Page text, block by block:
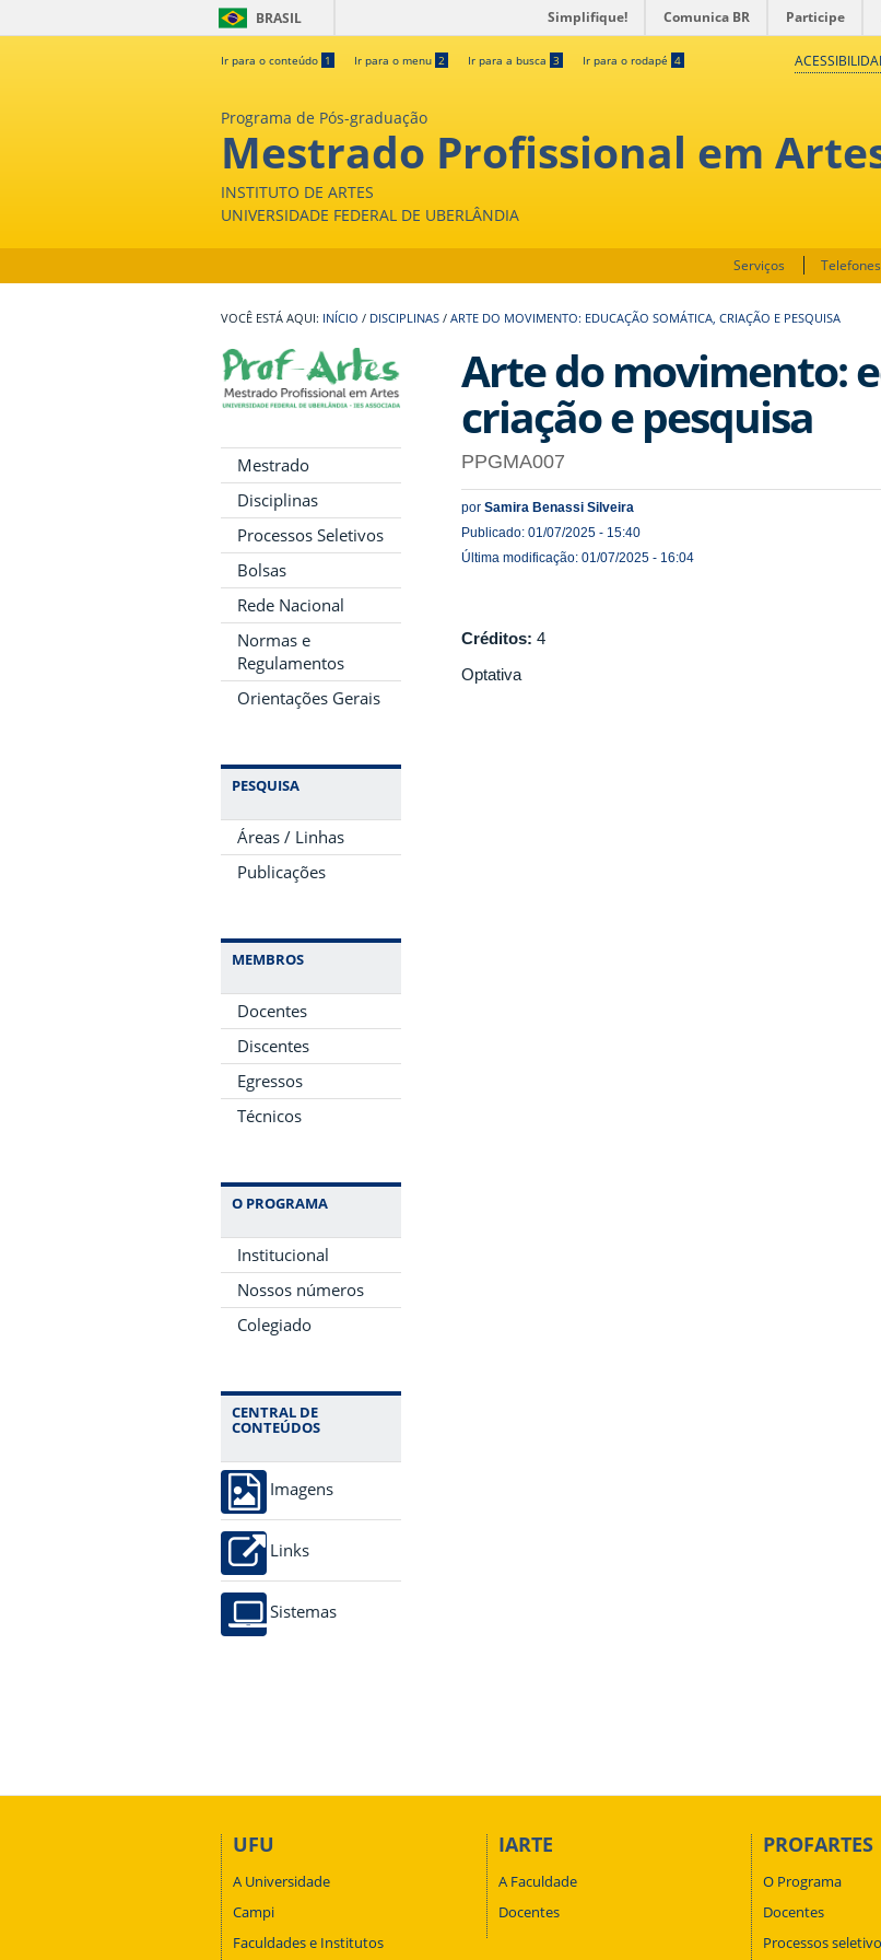
BRASIL Simplifique! Comunica BR Participe
Ir para o conteúdo 1 Ir para o menu 2 Ir para a busca 3 Ir para o rodapé 4
Programa de Pós-graduação
Mestrado Profissional em
INSTITUTO DE ARTES
UNIVERSIDADE FEDERAL DE UBERLÂNDIA
Serviços Telefones
INÍCIO / DISCIPLINAS / ARTE DO MOVIMENTO: EDUCAÇÃO SOMÁTICA, CRIAÇÃO E PESQUISA
Mestrado
Disciplinas
Processos Seletivos
Bolsas
Rede Nacional
Normas e
Regulamentos
Orientações Gerais
PESQUISA
Áreas / Linhas
Publicações
MEMBROS
Docentes
Discentes
Egressos
Técnicos
O PROGRAMA
Institucional
Nossos números
Colegiado
CENTRAL DE
CONTEÚDOS
Imagens
Links
Sistemas
Arte do movimento:
criação e pesquisa
PPGMA007
por Samira Benassi Silveira
Publicado: 01/07/2025 - 15:40
Última modificação: 01/07/2025 - 16:04
Créditos: 4
Optativa
UFU
A Universidade
Campi
Faculdades e Institutos
IARTE
A Faculdade
Docentes
PROFARTES
O Programa
Docentes
Processos